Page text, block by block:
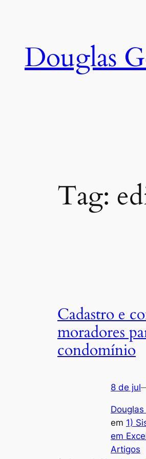
conteúdoDouglas
Tag:
Cadastro e
moradores
condomínio
8 de jul
em 1)
em
Artigos